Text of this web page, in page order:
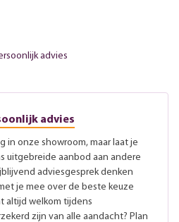
advies
advies
in onze showroom, maar laat je
uitgebreide aanbod aan andere
adviesgesprek denken
je mee over de beste keuze
altijd welkom tijdens
zijn van alle aandacht? Plan